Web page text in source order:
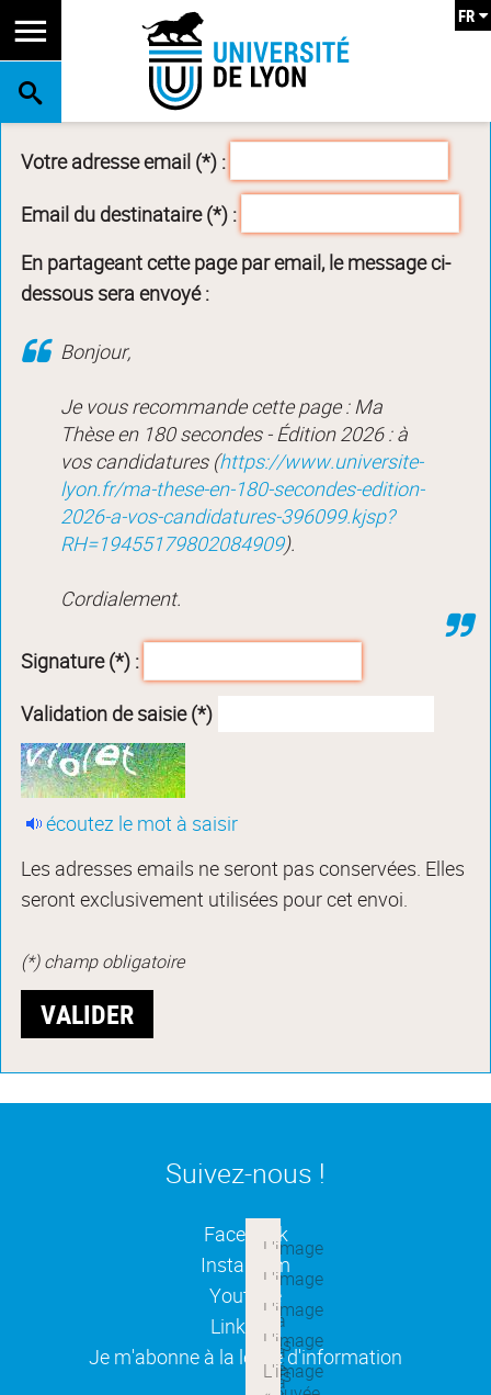
RECHERCHE
FR
Votre adresse email (*) :
Email du destinataire (*) :
En partageant cette page par email, le message ci-
dessous sera envoyé :
Bonjour,
Je vous recommande cette page : Ma
Thèse en 180 secondes - Édition 2026 : à
vos candidatures (https://www.universite-
lyon.fr/ma-these-en-180-secondes-edition-
2026-a-vos-candidatures-396099.kjsp?
RH=19455179802084909).
Cordialement.
Signature (*) :
Validation de saisie (*)
écoutez le mot à saisir
Les adresses emails ne seront pas conservées. Elles
seront exclusivement utilisées pour cet envoi.
(*) champ obligatoire
Suivez-nous !
Facebook(ouverture dans une
Instagram(ouverture dans une
Youtube(ouverture dans une
Linkedin
(ouverture dans une
Je m'abonne à la lettre d'information
(ouverture dans une